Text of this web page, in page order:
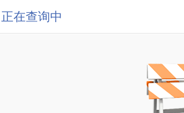
正在查询中